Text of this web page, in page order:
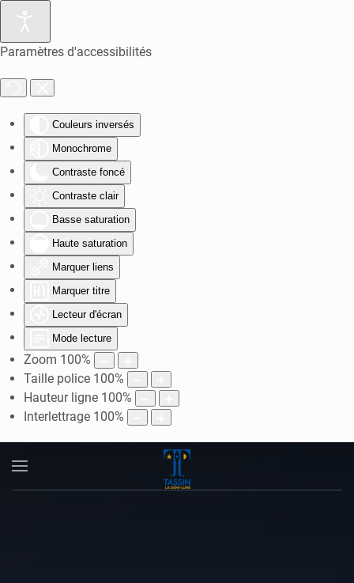
Paramètres d'accessibilités
Couleurs inversés
Monochrome
Contraste foncé
Contraste clair
Basse saturation
Haute saturation
Marquer liens
Marquer titre
Lecteur d'écran
Mode lecture
Zoom 100%
Taille police 100%
Hauteur ligne 100%
Interlettrage 100%